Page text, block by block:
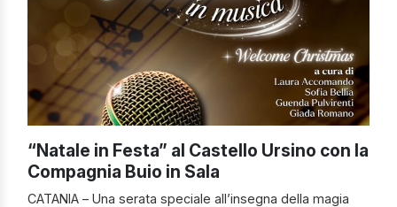
“Natale in Festa” al Castello Ursino con la
Compagnia Buio in Sala
CATANIA – Una serata speciale all’insegna della magia